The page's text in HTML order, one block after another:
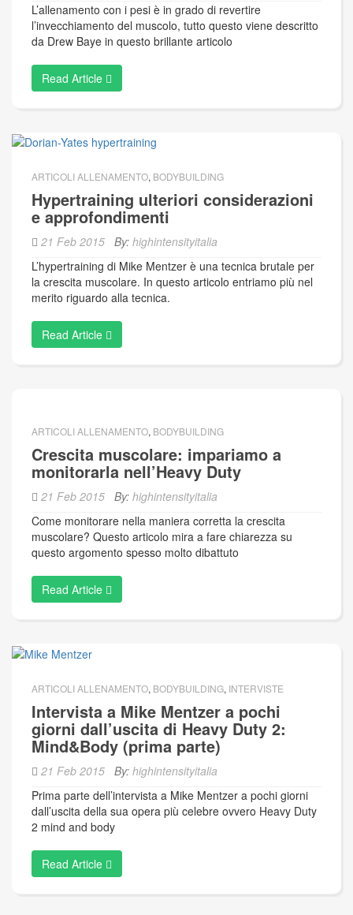
L’allenamento con i pesi è in grado di revertire
l’invecchiamento del muscolo, tutto questo viene descritto
da Drew Baye in questo brillante articolo
Read Article
ARTICOLI ALLENAMENTO, BODYBUILDING
Hypertraining ulteriori considerazioni
e approfondimenti
21 Feb 2015 By: highintensityitalia
L’hypertraining di Mike Mentzer è una tecnica brutale per
la crescita muscolare. In questo articolo entriamo più nel
merito riguardo alla tecnica.
Read Article
ARTICOLI ALLENAMENTO, BODYBUILDING
Crescita muscolare: impariamo a
monitorarla nell’Heavy Duty
21 Feb 2015 By: highintensityitalia
Come monitorare nella maniera corretta la crescita
muscolare? Questo articolo mira a fare chiarezza su
questo argomento spesso molto dibattuto
Read Article
ARTICOLI ALLENAMENTO, BODYBUILDING, INTERVISTE
Intervista a Mike Mentzer a pochi
giorni dall’uscita di Heavy Duty 2:
Mind&Body (prima parte)
21 Feb 2015 By: highintensityitalia
Prima parte dell’intervista a Mike Mentzer a pochi giorni
dall’uscita della sua opera più celebre ovvero Heavy Duty
2 mind and body
Read Article